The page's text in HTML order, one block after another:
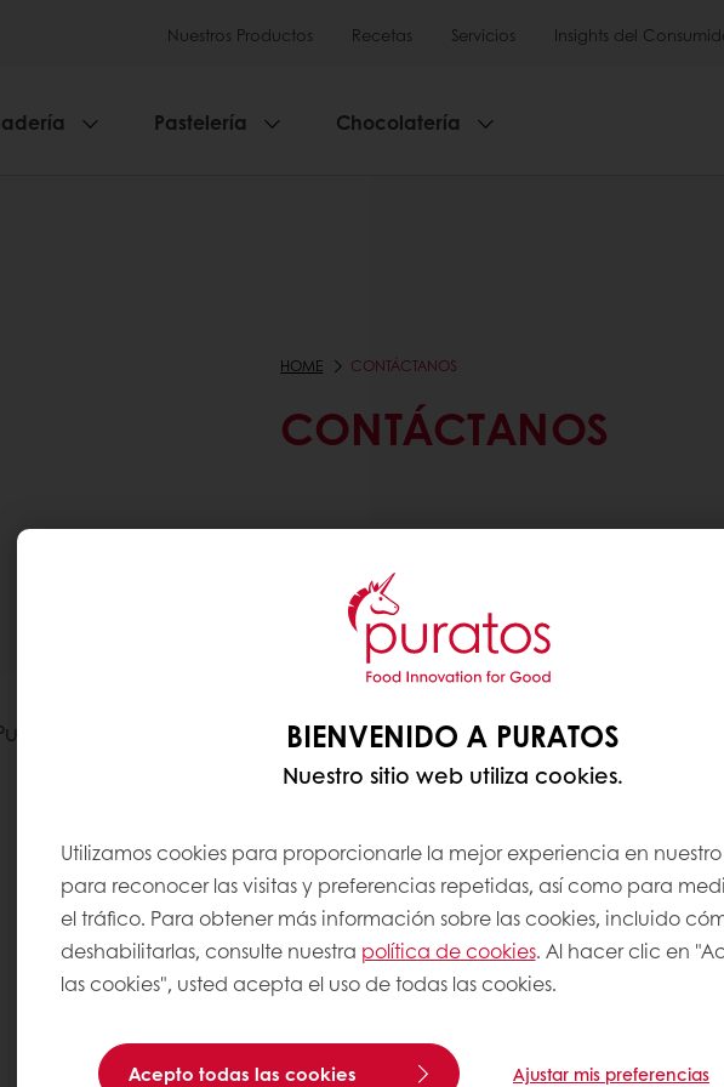
Nuestros Productos Recetas Servicios Insights del
Pastelería Chocolatería
HOME CONTÁCTANOS
CONTÁCTANOS
Consulta BIENVENIDO A PURATOS
Nuestro sitio web utiliza cookies.
Utilizamos cookies para proporcionarle la mejor experiencia en
para reconocer las visitas y preferencias repetidas, así como para
el tráfico. Para obtener más información sobre las cookies, incluido
deshabilitarlas, consulte nuestra política de cookies. Al hacer clic en
las cookies", usted acepta el uso de todas las cookies.
Acepto todas las cookies Ajustar mis preferencias